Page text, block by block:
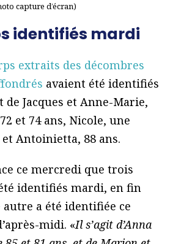
capture d’écran)
identifiés mardi
extraits des décombres
avaient été identifiés
de Jacques et Anne-Marie,
et 74 ans, Nicole, une
Antoinietta, 88 ans.
ce mercredi que trois
identifiés mardi, en fin
autre a été identifiée ce
midi. «Il s’agit d’Anna